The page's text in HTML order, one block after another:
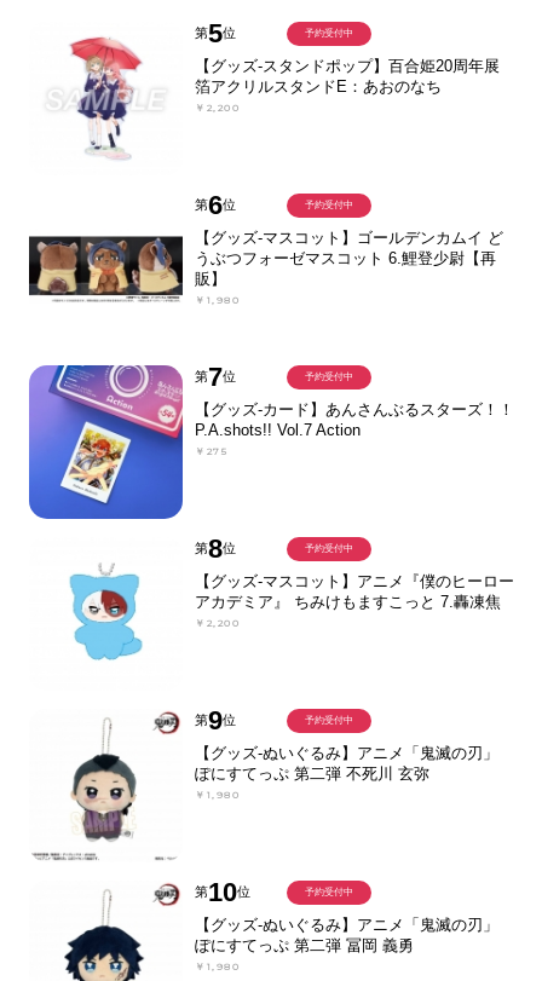
第5位
【グッズ-スタンドポップ】百合姫20周年展
箔アクリルスタンドE：あおのなち
￥2,200
予約受付中
第6位
【グッズ-マスコット】ゴールデンカムイ ど
うぶつフォーゼマスコット 6.鯉登少尉【再
販】
￥1,980
予約受付中
第7位
【グッズ-カード】あんさんぶるスターズ！！
P.A.shots!! Vol.7 Action
￥275
予約受付中
第8位
【グッズ-マスコット】アニメ『僕のヒーロー
アカデミア』 ちみけもますこっと 7.轟凍焦
￥2,200
予約受付中
第9位
【グッズ-ぬいぐるみ】アニメ「鬼滅の刃」
ぽにすてっぷ 第二弾 不死川 玄弥
￥1,980
予約受付中
第10位
【グッズ-ぬいぐるみ】アニメ「鬼滅の刃」
ぽにすてっぷ 第二弾 冨岡 義勇
￥1,980
予約受付中